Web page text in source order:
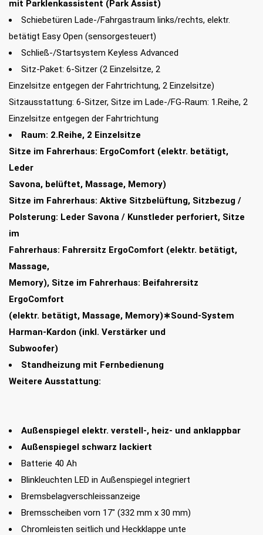
mit Parklenkassistent (Park Assist)
Schiebetüren Lade-/Fahrgastraum links/rechts, elektr.
betätigt Easy Open (sensorgesteuert)
Schließ-/Startsystem Keyless Advanced
Sitz-Paket: 6-Sitzer (2 Einzelsitze, 2
Einzelsitze entgegen der Fahrtrichtung, 2 Einzelsitze)
Sitzausstattung: 6-Sitzer, Sitze im Lade-/FG-Raum: 1.Reihe, 2
Einzelsitze entgegen der Fahrtrichtung
Raum: 2.Reihe, 2 Einzelsitze
Sitze im Fahrerhaus: ErgoComfort (elektr. betätigt,
Leder
Savona, belüftet, Massage, Memory)
Sitze im Fahrerhaus: Aktive Sitzbelüftung, Sitzbezug /
Polsterung: Leder Savona / Kunstleder perforiert, Sitze
im
Fahrerhaus: Fahrersitz ErgoComfort (elektr. betätigt,
Massage,
Memory), Sitze im Fahrerhaus: Beifahrersitz
ErgoComfort
(elektr. betätigt, Massage, Memory)∗Sound-System
Harman-Kardon (inkl. Verstärker und
Subwoofer)
Standheizung mit Fernbedienung
Weitere Ausstattung:
Außenspiegel elektr. verstell-, heiz- und anklappbar
Außenspiegel schwarz lackiert
Batterie 40 Ah
Blinkleuchten LED in Außenspiegel integriert
Bremsbelagverschleissanzeige
Bremsscheiben vorn 17" (332 mm x 30 mm)
Chromleisten seitlich und Heckklappe unte